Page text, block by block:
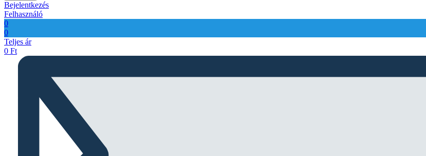
Bejelentkezés
Felhasználó
0
0
Teljes ár
0 Ft